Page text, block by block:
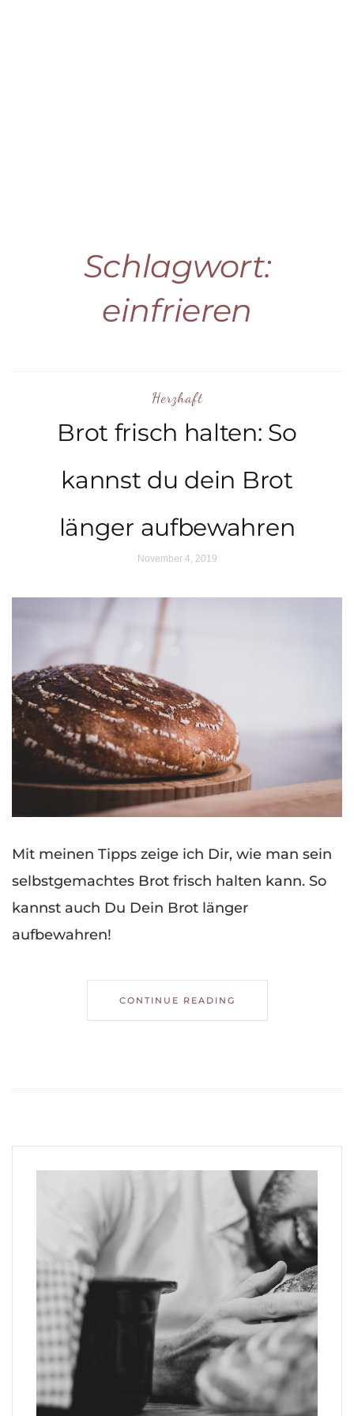
Schlagwort:
einfrieren
Herzhaft
Brot frisch halten: So
kannst du dein Brot
länger aufbewahren
November 4, 2019
Mit meinen Tipps zeige ich Dir, wie man sein
selbstgemachtes Brot frisch halten kann. So
kannst auch Du Dein Brot länger
aufbewahren!
CONTINUE READING